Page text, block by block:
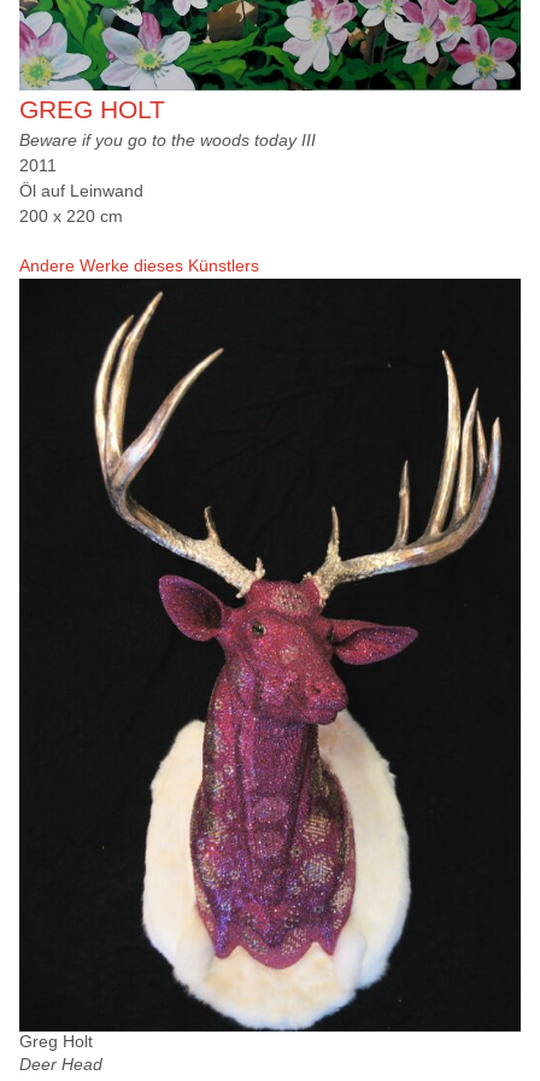
GREG HOLT
Beware if you go to the woods today III
2011
Öl auf Leinwand
200 x 220 cm
Andere Werke dieses Künstlers
Greg Holt
Deer Head